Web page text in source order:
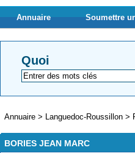
Annuaire Soumettre
Quoi
Annuaire > Languedoc-Roussillon >
BORIES JEAN MARC